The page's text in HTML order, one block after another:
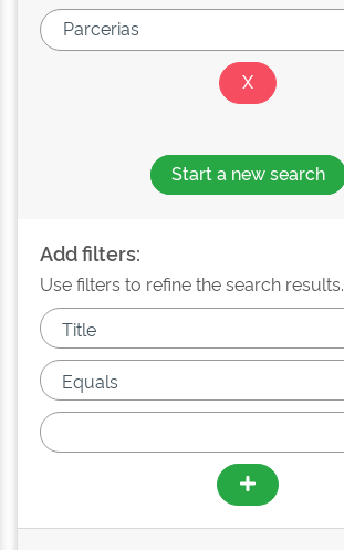
Start a new search
Add filters:
Use filters to refine the search results.